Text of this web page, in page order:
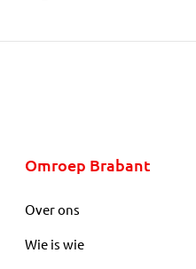
Omroep Brabant
Over ons
Wie is wie